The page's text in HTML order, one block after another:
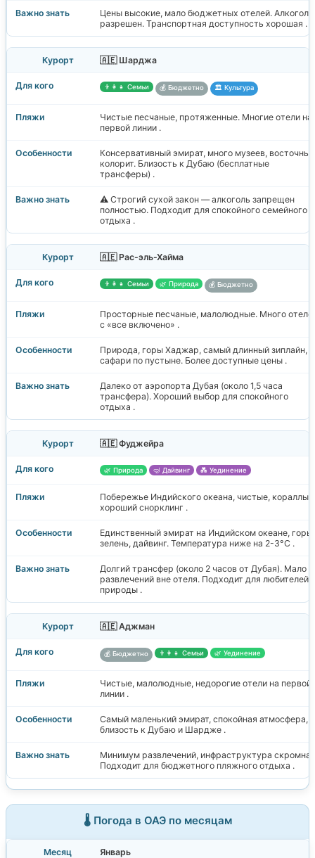
Цены высокие, мало бюджетных отелей. Алкоголь
разрешен. Транспортная доступность хорошая .
🇦🇪 Шарджа
👨‍👩‍👧 Семьи 💰 Бюджетно 🏛️ Культура
Чистые песчаные, протяженные. Многие отели на
первой линии .
Консервативный эмират, много музеев, восточный
колорит. Близость к Дубаю (бесплатные
трансферы) .
⚠️ Строгий сухой закон — алкоголь запрещен
полностью. Подходит для спокойного семейного
отдыха .
🇦🇪 Рас-эль-Хайма
👨‍👩‍👧 Семьи 🌿 Природа 💰 Бюджетно
Просторные песчаные, малолюдные. Много
с «все включено» .
Природа, горы Хаджар, самый длинный зиплайн,
сафари по пустыне. Более доступные цены .
Далеко от аэропорта Дубая (около 1,5 часа
трансфера). Хороший выбор для спокойного
отдыха .
🇦🇪 Фуджейра
🌿 Природа 🤿 Дайвинг 💑 Уединение
Побережье Индийского океана, чистые, кораллы,
хороший снорклинг .
Единственный эмират на Индийском океане, горы,
зелень, дайвинг. Температура ниже на 2-3°C .
Долгий трансфер (около 2 часов от Дубая). Мало
развлечений вне отеля. Подходит для любителей
природы .
🇦🇪 Аджман
💰 Бюджетно 👨‍👩‍👧 Семьи 🌿 Уединение
Чистые, малолюдные, недорогие отели на первой
линии .
Самый маленький эмират, спокойная атмосфера,
близость к Дубаю и Шардже .
Минимум развлечений, инфраструктура
Подходит для бюджетного пляжного отдыха .
🌡️ Погода в ОАЭ по месяцам
Январь